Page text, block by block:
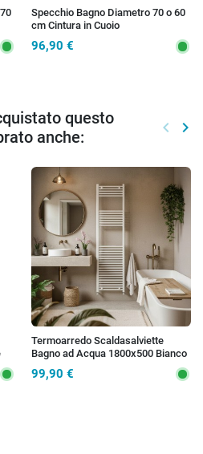
Specchio Bagno Diametro 70 o 60
cm Cintura in Cuoio
96,90 €
questo
anche:
keyboard_arrow_left keyboard_arrow_right
Termoarredo Scaldasalviette
Bagno ad Acqua 1800x500 Bianco
99,90 €